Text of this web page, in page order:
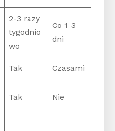
2-3 razy
tygodnio
wo
Co 1-3
dni
Tak Czasami
Tak Nie